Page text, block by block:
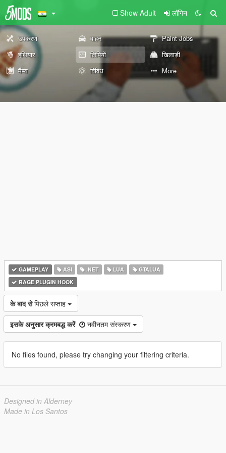
Show Adult लॉगिन
उपकरण वाहन
Paint Jobs
हथियार
लिपियों
खिलाड़ी
मैप्स
विविध More
GAMEPLAY ASI .NET LUA
GTALUA
RAGE PLUGIN HOOK
के बाद से पिछले सप्ताह
इसके अनुसार क्रमबद्ध करें नवीनतम संस्करण
No files found, please try changing your filtering criteria.
Designed in Alderney
Made in Los Santos